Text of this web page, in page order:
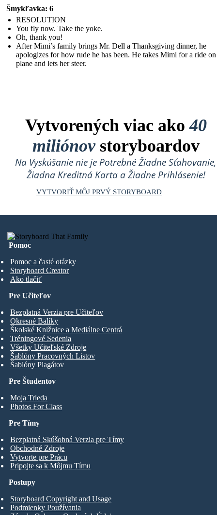
Šmykľavka: 6
RESOLUTION
You fly now. Take the yoke.
Oh, thank you!
After Mimi’s family brings Mr. Dell a Thanksgiving dinner, he
apologizes for how rude he has been. He takes Mimi for a ride
plane and lets her steer.
Vytvorených viac ako40
miliónovstoryboardov
Na Vyskúšanie nie je Potrebné Žiadne Sťahovanie,
Žiadna Kreditná Karta a Žiadne Prihlásenie!
VYTVORIŤ MÔJ PRVÝ STORYBOARD
Pomoc
Pomoc a časté otázky
Storyboard Creator
Ako tlačiť
Pre Študentov
Moja Trieda
Photos For Class
Pre Učiteľov
Bezplatná Verzia pre Učiteľov
Okresné Balíky
Školské Knižnice a Mediálne Centrá
Tréningové Sedenia
Všetky Učiteľské Zdroje
Šablóny Pracovných Listov
Šablóny Plagátov
Pre Tímy
Bezplatná Skúšobná Verzia pre Tímy
Obchodné Zdroje
Vytvorte pre Prácu
Pripojte sa k Môjmu Tímu
Postupy
Storyboard Copyright and Usage
Podmienky Používania